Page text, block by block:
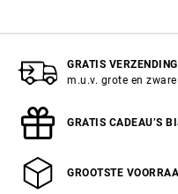
GRATIS
m.u.v. grote en
GRATIS CADEAU’S
GROOTSTE